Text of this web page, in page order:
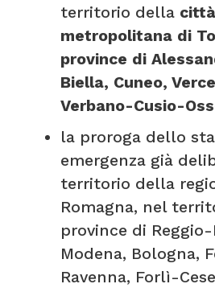
territorio della città
metropolitana di
province di
Biella, Cuneo,
Verbano-Cusio-
la proroga dello
emergenza già
territorio della
Romagna, nel
province di
Modena, Bologna,
Ravenna, Forlì-